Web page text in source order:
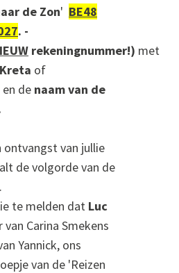
de Zon' BE48
. -
rekeningnummer!) met
Kreta of
en de naam van de
ontvangst van jullie
de volgorde van de
te melden dat Luc
van Carina Smekens
Yannick, ons
van de 'Reizen